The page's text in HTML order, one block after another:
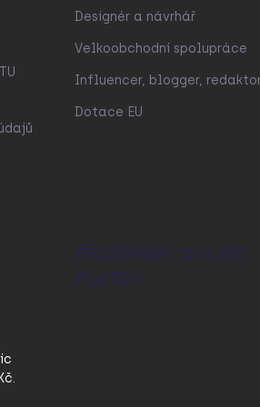
Designér a návrhář
Velkoobchodní spolupráce
Influencer, blogger,
Dotace EU
PŘIJÍMÁME ONLINE
PLATBY